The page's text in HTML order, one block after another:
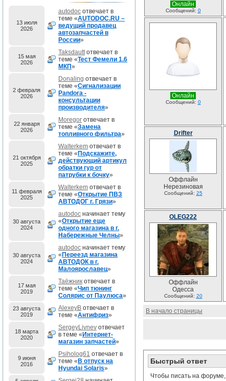
13 июля
2026
autodoc отвечает в
теме «AUTODOC.RU –
ведущий продавец
автозапчастей в
России»
15 мая
2026
Taksdauttотвечает в
теме «Тест Фемели 1.6
МКП»
2 февраля
2026
Donaling отвечает в
теме «Сигнализации
Pandora -
консультации
производителя»
22 января
2026
Moregor отвечает в
теме «Замена
топливного фильтра»
21 октября
2025
Walterkem отвечает в
теме « Подскажите,
действующий артикул
обратки гур от
патрубки к бочку»
11 февраля
2025
Walterkem отвечает в
теме «Открытие ПВЗ
АВТОДОГ г. Грязи»
30 августа
2024
autodoc начинает тему
«Открытие еще
одного магазина в г.
Набережные Челны»
30 августа
2024
autodoc начинает тему
« Переезд магазина
АВТОДОК в г.
Малоярославец»
17 мая
2019
Таёжник отвечает в
теме «Чип тюнинг
Солярис от Паулюса»
23 августа
2019
AlexeyB отвечает в
теме «Антифриз»
18 марта
2020
SergeyLivnev отвечает
в теме « Интернет-
магазин запчастей»
9 июня
2016
Psiholog61 отвечает в
теме « В отпуск на
Hyundai Solaris»
Онлайн
Сообщений: 0
Онлайн
Сообщений: 0
Drifter
Оффлайн
Нерезиновая
Сообщений: 25
OLEG222
Оффлайн
Одесса
Сообщений: 20
В начало страницы
Быстрый ответ
Чтобы писать на форуме,